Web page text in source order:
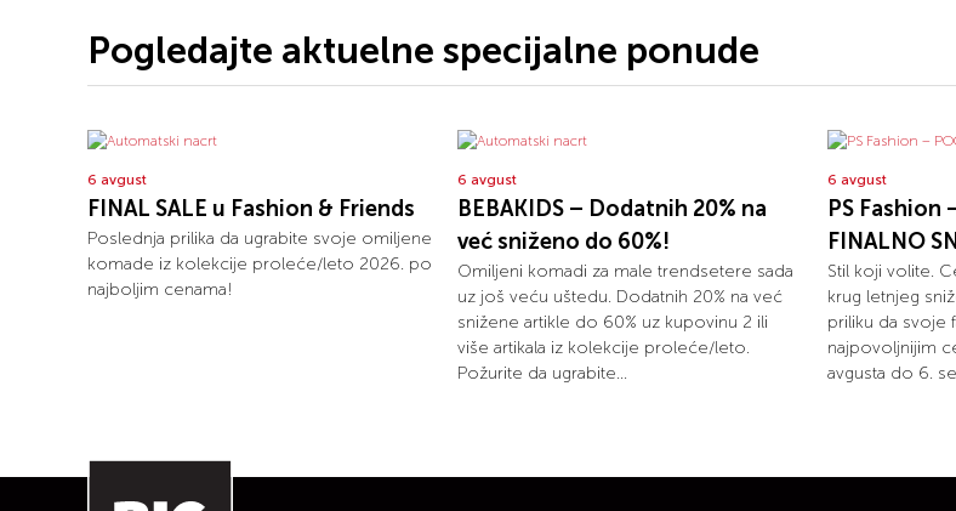
Pogledajte aktuelne specijalne ponude
6 avgust
FINAL SALE u Fashion & Friends
Poslednja prilika da ugrabite svoje omiljene
komade iz kolekcije proleće/leto 2026. po
najboljim cenama!
6 avgust
BEBAKIDS – Dodatnih 20% na
već sniženo do 60%!
Omiljeni komadi za male trendsetere sada
uz još veću uštedu. Dodatnih 20% na već
snižene artikle do 60% uz kupovinu 2 ili
više artikala iz kolekcije proleće/leto.
Požurite da ugrabite...
6 avgust
PS Fashion
FINALNO
Stil koji volite.
krug letnjeg
priliku da svoje
najpovoljnijim
avgusta do 6.